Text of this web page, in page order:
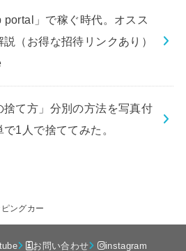
」で稼ぐ時代。オスス
（お得な招待リンクあり）
捨て方」分別の方法を写真付
1人で捨ててみた。
ングカー
お問い合わせ instagram